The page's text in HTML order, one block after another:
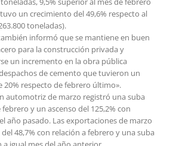
un crecimiento del 49,6% respecto al
toneladas).
informó que se mantiene en buen
para la construcción privada y
un incremento en la obra pública
de cemento que tuvieron un
respecto de febrero último».
automotriz de marzo registró una suba
y un ascenso del 125,2% con
año pasado. Las exportaciones de marzo
48,7% con relación a febrero y una suba